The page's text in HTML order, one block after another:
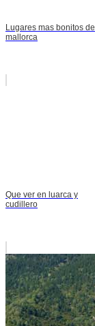
Lugares mas bonitos de
mallorca
Que ver en luarca y
cudillero